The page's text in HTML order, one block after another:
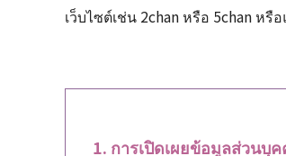
เว็บไซต์เช่น 2chan หรือ 5chan หรื
การเปิดเผยข้อมูลส่วนบุ